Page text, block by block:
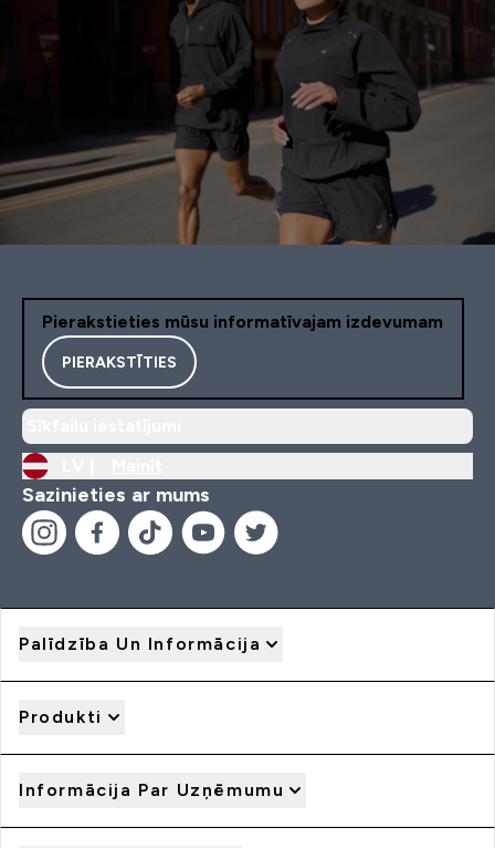
Pierakstieties mūsu informatīvajam izdevumam
PIERAKSTĪTIES
Sazinieties ar mums
Palīdzība Un Informācija
Produkti
Informācija Par Uzņēmumu